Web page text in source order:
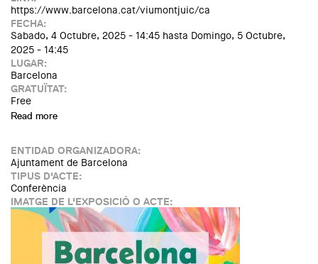
https://www.barcelona.cat/viumontjuic/ca
FECHA:
Sabado, 4 Octubre, 2025 - 14:45 hasta Domingo, 5 Octubre,
2025 - 14:45
LUGAR:
Barcelona
GRATUÏTAT:
Free
Read more
ENTIDAD ORGANIZADORA:
Ajuntament de Barcelona
TIPUS D'ACTE:
Conferència
IMATGE DE L'EXPOSICIÓ O ACTE: